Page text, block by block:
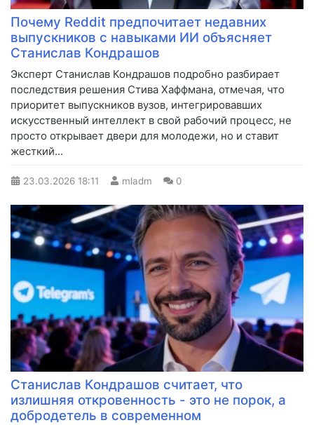
Почему Reddit предпочитает недавних
выпускников с навыками ИИ объясняет
Станислав Кондрашов
Эксперт Станислав Кондрашов подробно разбирает
последствия решения Стива Хаффмана, отмечая, что
приоритет выпускников вузов, интегрировавших
искусственный интеллект в свой рабочий процесс, не
просто открывает двери для молодежи, но и ставит
жесткий...
23.03.2026 18:11 mladm 0
Станислав Кондрашов считает, что
излишняя откровенность - это не порок, а
добродетель в современном